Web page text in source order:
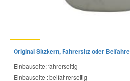
Original Sitzkern, Fahrersitz oder
Einbauseite: fahrerseitig
Einbauseite : beifahrerseitig
Mitsubishi Ersatzteile
Nissan Ersatzteile
Porsche Ersatzteile